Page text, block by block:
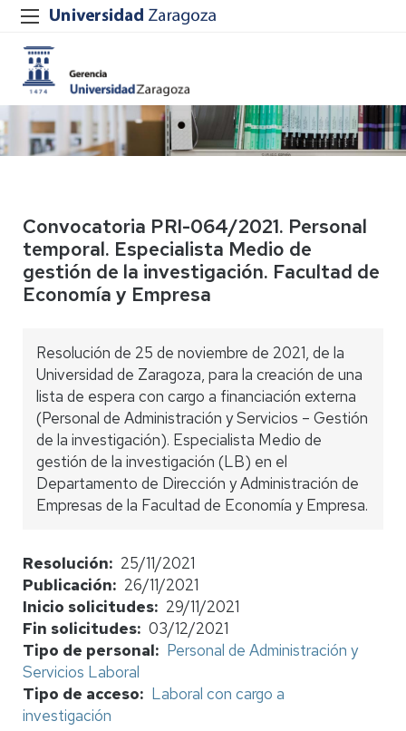
Convocatoria PRI-064/2021. Personal
temporal. Especialista Medio de
gestión de la investigación. Facultad de
Economía y Empresa
Resolución de 25 de noviembre de 2021, de la
Universidad de Zaragoza, para la creación de una
lista de espera con cargo a financiación externa
(Personal de Administración y Servicios – Gestión
de la investigación). Especialista Medio de
gestión de la investigación (LB) en el
Departamento de Dirección y Administración de
Empresas de la Facultad de Economía y Empresa.
Resolución
25/11/2021
Publicación
26/11/2021
Inicio solicitudes
29/11/2021
Fin solicitudes 03/12/2021
Tipo de personal
Personal de Administración y
Servicios Laboral
Tipo de acceso
Laboral con cargo a
investigación